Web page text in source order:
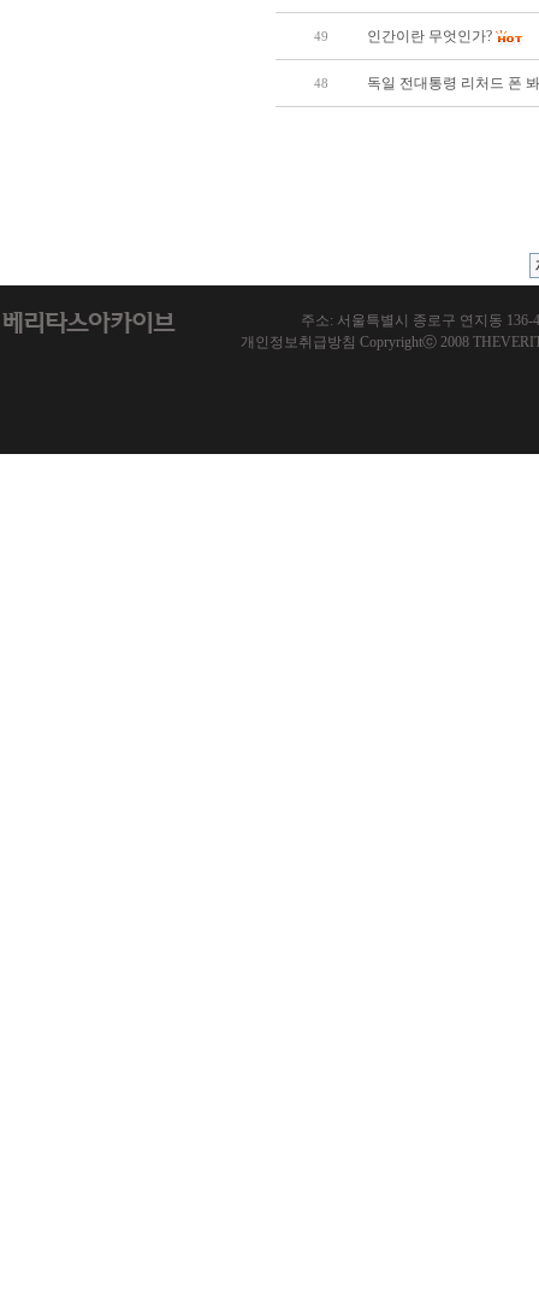
49 인간이란 무엇인가?
48 독일 전대통령 리처드 폰
주소: 서울특별시 종로구 연지동 136-
개인정보취급방침 Copryrightⓒ 2008